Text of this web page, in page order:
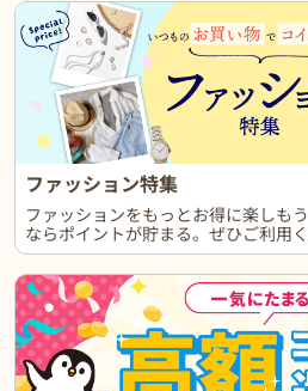
ファッション特集
ファッションをもっとお得に楽しも
ならポイントが貯まる。ぜひご利用く